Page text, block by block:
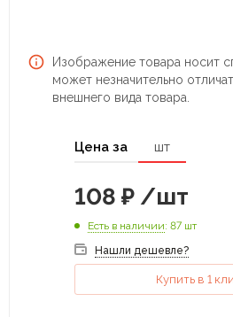
Изображение товара носит
может незначительно
внешнего вида товара.
Цена за шт
108 ₽ /шт
Есть в наличии: 87 шт
Нашли дешевле?
Купить в 1